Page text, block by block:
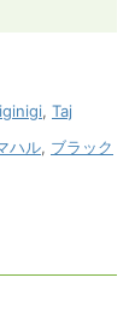
, Taj
ハル, ブラック